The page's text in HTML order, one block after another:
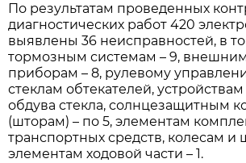
По результатам проведенных
диагностических работ 420
выявлены 36 неисправностей, в
тормозным системам – 9,
приборам – 8, рулевому
стеклам обтекателей,
обдува стекла, солнцезащитным
(шторам) – по 5, элементам
транспортных средств, колесам и
элементам ходовой части – 1.